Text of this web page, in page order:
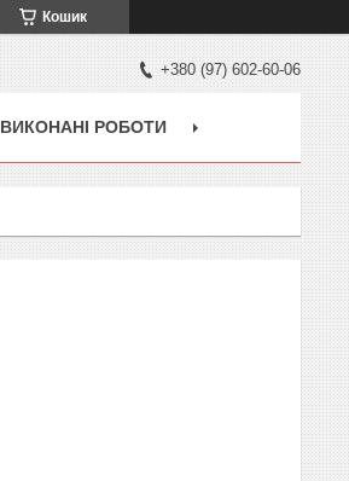
Кошик
+380 (97) 602-60-06
ВИКОНАНІ РОБОТИ